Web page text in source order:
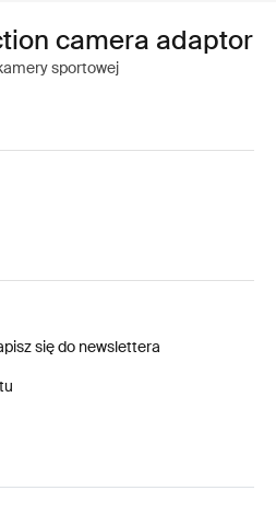
camera adaptor
sportowej
Czarny (selected)
się do newslettera